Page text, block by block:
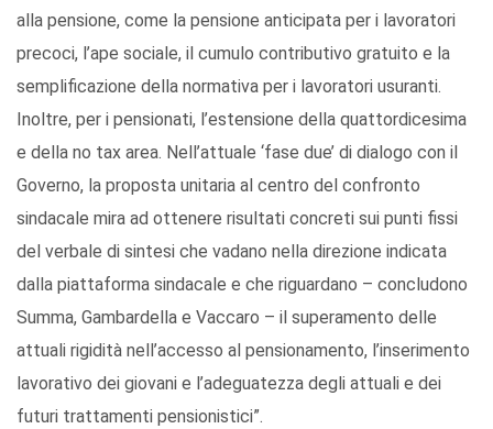
alla pensione, come la pensione anticipata per i lavoratori
precoci, l’ape sociale, il cumulo contributivo gratuito e la
semplificazione della normativa per i lavoratori usuranti.
Inoltre, per i pensionati, l’estensione della quattordicesima
e della no tax area. Nell’attuale ‘fase due’ di dialogo con il
Governo, la proposta unitaria al centro del confronto
sindacale mira ad ottenere risultati concreti sui punti fissi
del verbale di sintesi che vadano nella direzione indicata
dalla piattaforma sindacale e che riguardano – concludono
Summa, Gambardella e Vaccaro – il superamento delle
attuali rigidità nell’accesso al pensionamento, l’inserimento
lavorativo dei giovani e l’adeguatezza degli attuali e dei
futuri trattamenti pensionistici”.